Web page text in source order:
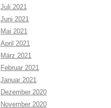
Juli 2021
Juni 2021
Mai 2021
April 2021
März 2021
Februar 2021
Januar 2021
Dezember 2020
November 2020